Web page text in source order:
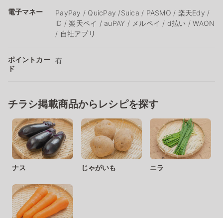
電子マネー
PayPay / QuicPay /Suica / PASMO / 楽天Edy /
iD / 楽天ペイ / auPAY / メルペイ / d払い / WAON
/ 自社アプリ
ポイントカー
ド
有
チラシ掲載商品からレシピを探す
ナス じゃがいも ニラ